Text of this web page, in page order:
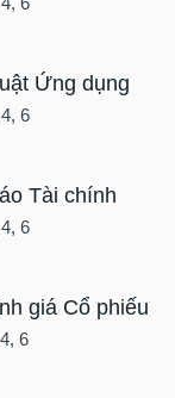
Ứng dụng
6
Tài chính
6
giá Cổ phiếu
6